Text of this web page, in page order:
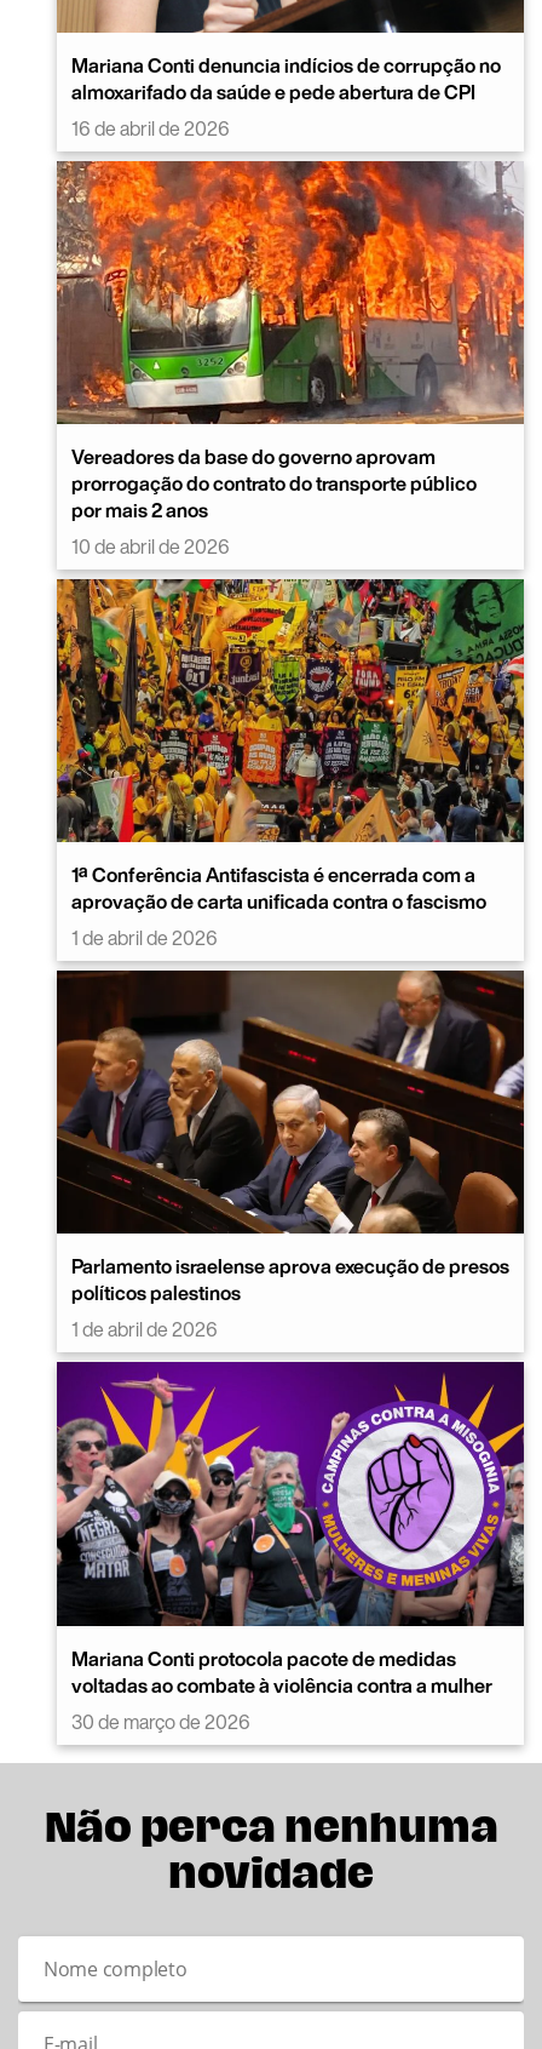
Mariana Conti denuncia indícios de corrupção no
almoxarifado da saúde e pede abertura de CPI
16 de abril de 2026
Vereadores da base do governo aprovam
prorrogação do contrato do transporte público
por mais 2 anos
10 de abril de 2026
1ª Conferência Antifascista é encerrada com a
aprovação de carta unificada contra o fascismo
1 de abril de 2026
Parlamento israelense aprova execução de presos
políticos palestinos
1 de abril de 2026
Mariana Conti protocola pacote de medidas
voltadas ao combate à violência contra a mulher
30 de março de 2026
Não perca nenhuma
novidade